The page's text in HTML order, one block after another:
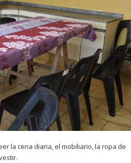
la cena diaria, el mobiliario, la ropa de